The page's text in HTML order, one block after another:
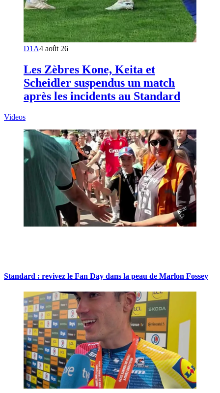
D1A4 août 26
Les Zèbres Kone, Keita et
Scheidler suspendus un match
après les incidents au Standard
Videos
Standard : revivez le Fan Day dans la peau de Marlon Fossey